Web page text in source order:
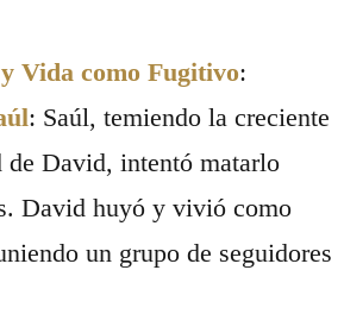
Vida como Fugitivo:
: Saúl, temiendo la creciente
de David, intentó matarlo
David huyó y vivió como
un grupo de seguidores